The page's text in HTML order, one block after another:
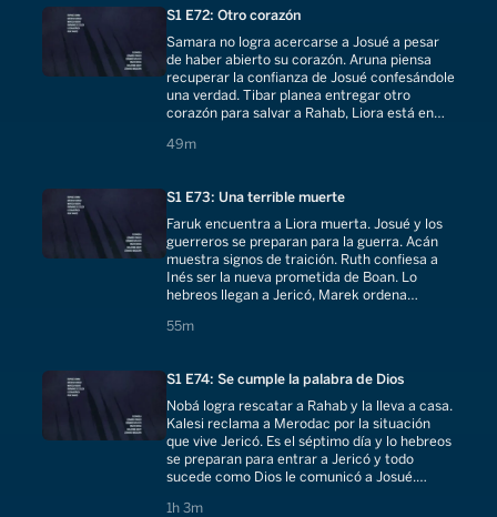
S1 E72: Otro corazón
Samara no logra acercarse a Josué a pesar
de haber abierto su corazón. Aruna piensa
recuperar la confianza de Josué confesándole
una verdad. Tibar planea entregar otro
corazón para salvar a Rahab, Liora está en
49m
49 minutes
S1 E73: Una terrible muerte
Faruk encuentra a Liora muerta. Josué y los
guerreros se preparan para la guerra. Acán
muestra signos de traición. Ruth confiesa a
Inés ser la nueva prometida de Boan. Lo
hebreos llegan a Jericó, Marek ordena
55m
55 minutes
S1 E74: Se cumple la palabra de Dios
Nobá logra rescatar a Rahab y la lleva a casa.
Kalesi reclama a Merodac por la situación
que vive Jericó. Es el séptimo día y lo hebreos
se preparan para entrar a Jericó y todo
sucede como Dios le comunicó a Josué.
1h 3m
1 hours 3 minutes